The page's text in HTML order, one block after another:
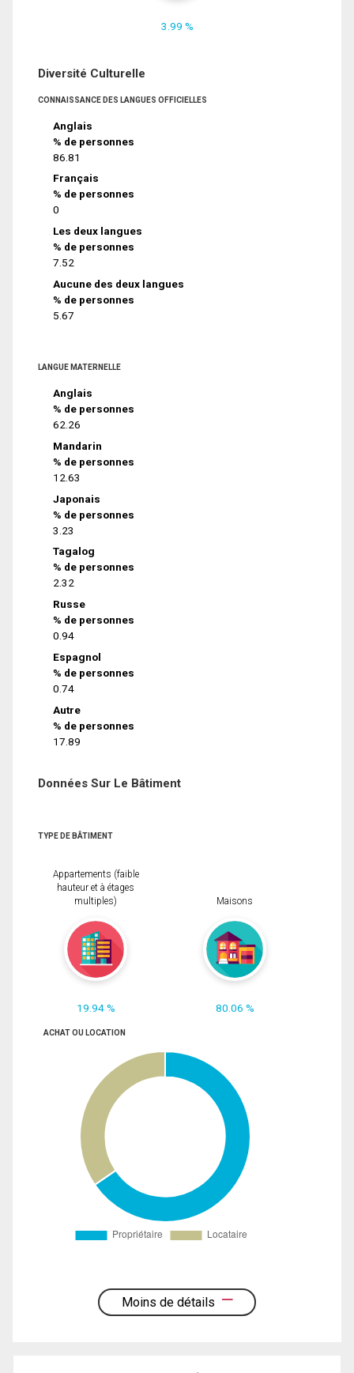
3.99 %
Diversité Culturelle
CONNAISSANCE DES LANGUES OFFICIELLES
Anglais
% de personnes
86.81
Français
% de personnes
0
Les deux langues
% de personnes
7.52
Aucune des deux langues
% de personnes
5.67
LANGUE MATERNELLE
Anglais
% de personnes
62.26
Mandarin
% de personnes
12.63
Japonais
% de personnes
3.23
Tagalog
% de personnes
2.32
Russe
% de personnes
0.94
Espagnol
% de personnes
0.74
Autre
% de personnes
17.89
Données Sur Le Bâtiment
TYPE DE BÂTIMENT
Appartements (faible
hauteur et à étages
multiples)
19.94 %
Maisons
80.06 %
ACHAT OU LOCATION
Moins de détails